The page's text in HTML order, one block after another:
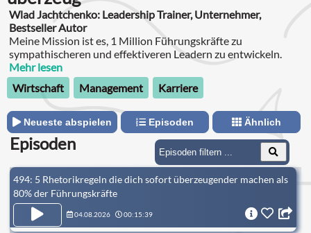
Wlad Jachtchenko: Leadership Trainer, Unternehmer,
Bestseller Autor
Meine Mission ist es, 1 Million Führungskräfte zu
sympathischeren und effektiveren Leadern zu entwickeln.
Mehr lesen
Wirtschaft
Management Karriere
Neueste abspielen Episoden Ähnlich
Episoden
494: 5 Rhetorikregeln die dich sofort überzeugender machen als
80% der Führungskräfte
04.08.2026 00:15:39